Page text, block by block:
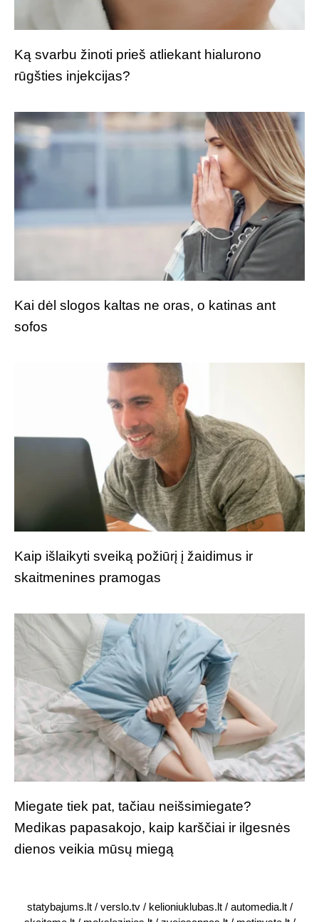
Ką svarbu žinoti prieš atliekant hialurono
rūgšties injekcijas?
Kai dėl slogos kaltas ne oras, o katinas ant
sofos
Kaip išlaikyti sveiką požiūrį į žaidimus ir
skaitmenines pramogas
Miegate tiek pat, tačiau neišsimiegate?
Medikas papasakojo, kaip karščiai ir ilgesnės
dienos veikia mūsų miegą
statybajums.lt/ verslo.tv/ kelioniuklubas.lt/ automedia.lt/